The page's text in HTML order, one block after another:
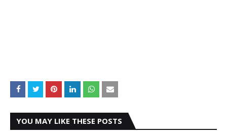
YOU MAY LIKE THESE POSTS